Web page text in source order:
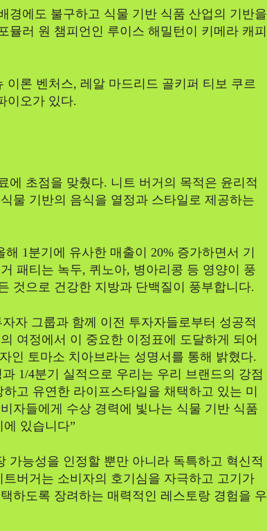
경에도 불구하고 식물 기반 식품 산업의 기반을
뮬러 원 챔피언인 루이스 해밀턴이 키메라 캐피
이론 벤처스, 레알 마드리드 골키퍼 티보 쿠르
이오가 있다.
에 초점을 맞췄다. 니트 버거의 목적은 윤리적
물 기반의 음식을 열정과 스타일로 제공하는
1분기에 유사한 매출이 20% 증가하면서 기
패티는 녹두, 퀴노아, 병아리콩 등 영양이 풍
것으로 건강한 지방과 단백질이 풍부합니다.
자 그룹과 함께 이전 투자자들로부터 성공적
여정에서 이 중요한 이정표에 도달하게 되어
인 토마소 치아브라는 성명서를 통해 밝혔다.
1/4분기 실적으로 우리는 우리 브랜드의 강점
고 유연한 라이프스타일을 채택하고 있는 미
자들에게 수상 경력에 빛나는 식물 기반 식품
있습니다”
가능성을 인정할 뿐만 아니라 독특하고 혁신적
버거는 소비자의 호기심을 자극하고 고기가
하도록 장려하는 매력적인 레스토랑 경험을 우